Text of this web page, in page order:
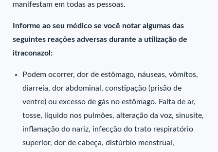
manifestam em todas as pessoas.
Informe ao seu médico se você notar algumas das
seguintes reações adversas durante a utilização de
itraconazol:
Podem ocorrer, dor de estômago, náuseas, vômitos,
diarreia, dor abdominal, constipação (prisão de
ventre) ou excesso de gás no estômago. Falta de ar,
tosse, líquido nos pulmões, alteração da voz, sinusite,
inflamação do nariz, infecção do trato respiratório
superior, dor de cabeça, distúrbio menstrual,